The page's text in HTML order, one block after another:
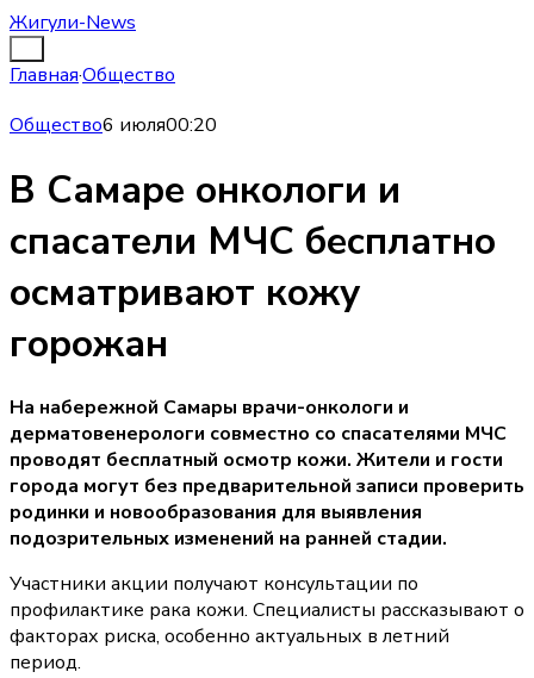
Жигули-News
Главная·Общество
Общество6 июля00:20
В Самаре онкологи и
спасатели МЧС бесплатно
осматривают кожу
горожан
На набережной Самары врачи-онкологи и
дерматовенерологи совместно со спасателями МЧС
проводят бесплатный осмотр кожи. Жители и гости
города могут без предварительной записи проверить
родинки и новообразования для выявления
подозрительных изменений на ранней стадии.
Участники акции получают консультации по
профилактике рака кожи. Специалисты рассказывают о
факторах риска, особенно актуальных в летний
период.